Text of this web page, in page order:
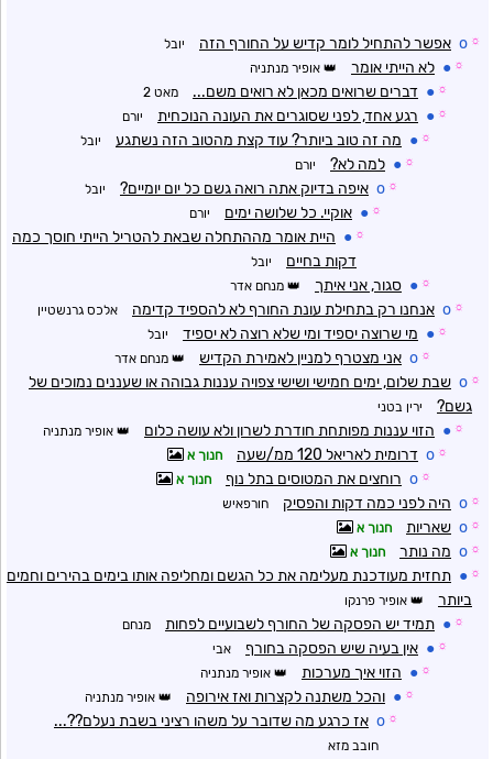
☼
o אפשר להתחיל לומר קדיש על החורף הזה יובל
☼
● לא הייתי אומר אופיר מנתניה
☼
● דברים שרואים מכאן לא רואים משם... מאט 2
☼
● רגע אחד, לפני שסוגרים את העונה הנוכחית יורם
☼
● מה זה טוב ביותר? עוד קצת מהטוב הזה נשתגע יובל
☼
● למה לא? יורם
☼
o איפה בדיוק אתה רואה גשם כל יום יומיים? יובל
☼
● אוקיי. כל שלושה ימים יורם
☼
● היית אומר מההתחלה שבאת להטריל הייתי חוסך כמה
דקות בחיים
יובל
☼
● סגור, אני איתך מנחם אדר
☼
o אנחנו רק בתחילת עונת החורף לא להספיד קדימה אלכס גרנשטיין
☼
● מי שרוצה יספיד ומי שלא רוצה לא יספיד יובל
☼
o אני מצטרף למניין לאמירת הקדיש מנחם אדר
☼
o שבת שלום, ימים חמישי ושישי צפויה עננות גבוהה או שעננים נמוכים של
גשם?
ירין בטני
☼
● הזוי עננות מפותחת חודרת לשרון ולא עושה כלום אופיר מנתניה
☼
o דרומית לאריאל 120 ממ/שעה חנוך א
☼
o רוחצים את המטוסים בתל נוף חנוך א
☼
o היה לפני כמה דקות והפסיק חורפאיש
☼
o שאריות חנוך א
☼
o מה נותר חנוך א
☼
● תחזית מעודכנת מעלימה את כל הגשם ומחליפה אותו בימים בהירים וחמים
ביותר
אופיר פרנקו
☼
● תמיד יש הפסקה של החורף לשבועיים לפחות מנחם
☼
● אין בעיה שיש הפסקה בחורף אבי
☼
● הזוי איך מערכות אופיר מנתניה
☼
● והכל משתנה לקצרות ואז אירופה אופיר מנתניה
☼
o אז כרגע מה שדובר על משהו רציני בשבת נעלם??...
חובב מזא